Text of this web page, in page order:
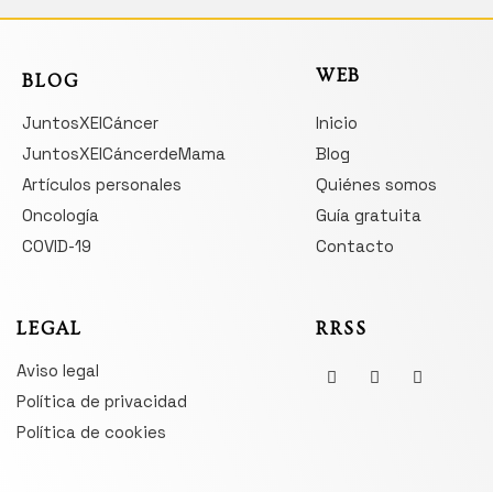
BLOG
JuntosXElCáncer
JuntosXElCáncerdeMama
Artículos personales
Oncología
COVID-19
WEB
Inicio
Blog
Quiénes somos
Guía gratuita
Contacto
LEGAL
Aviso legal
Política de privacidad
Política de cookies
RRSS